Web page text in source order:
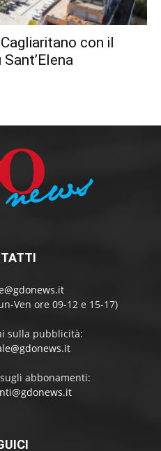
con il
Ven ore 09-12 e 15-17)
sulla pubblicità:
abbonamenti: